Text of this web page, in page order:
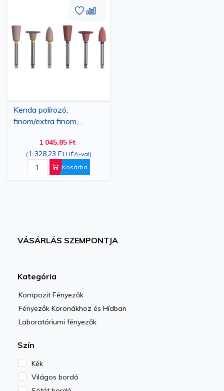
Kenda polírozó,
finom/extra finom,
koronákhoz és hidakhoz,
különböző formákban
1 045,85 Ft
( 1 328,23 Ft HÉA-val)
Kosárba
Hozzáadás
kívánságlistához
Hozzáadás
összehasonlításhoz
VÁSÁRLÁS SZEMPONTJA
Kategória
Kompozit Fényezők
Fényezők Koronákhoz és Hídban
Laboratóriumi fényezők
Szín
Kék
Világos bordó